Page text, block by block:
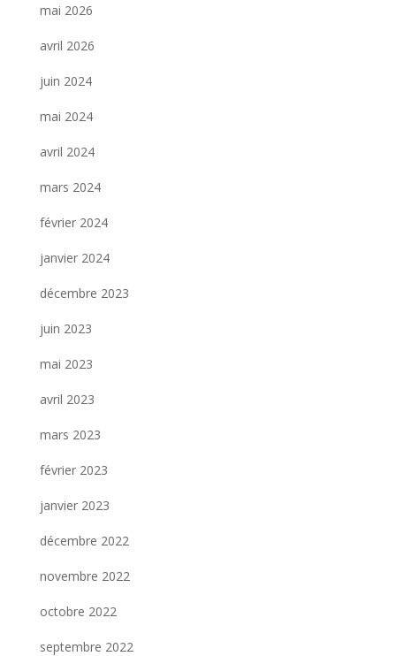
mai 2026
avril 2026
juin 2024
mai 2024
avril 2024
mars 2024
février 2024
janvier 2024
décembre 2023
juin 2023
mai 2023
avril 2023
mars 2023
février 2023
janvier 2023
décembre 2022
novembre 2022
octobre 2022
septembre 2022